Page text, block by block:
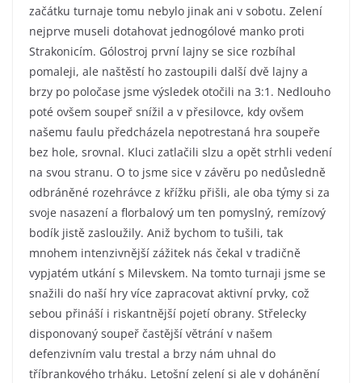
začátku turnaje tomu nebylo jinak ani v sobotu. Zelení
nejprve museli dotahovat jednogólové manko proti
Strakonicím. Gólostroj první lajny se sice rozbíhal
pomaleji, ale naštěstí ho zastoupili další dvě lajny a
brzy po poločase jsme výsledek otočili na 3:1. Nedlouho
poté ovšem soupeř snížil a v přesilovce, kdy ovšem
našemu faulu předcházela nepotrestaná hra soupeře
bez hole, srovnal. Kluci zatlačili slzu a opět strhli vedení
na svou stranu. O to jsme sice v závěru po nedůsledně
odbráněné rozehrávce z křížku přišli, ale oba týmy si za
svoje nasazení a florbalový um ten pomyslný, remízový
bodík jistě zasloužily. Aniž bychom to tušili, tak
mnohem intenzivnější zážitek nás čekal v tradičně
vypjatém utkání s Milevskem. Na tomto turnaji jsme se
snažili do naší hry více zapracovat aktivní prvky, což
sebou přináší i riskantnější pojetí obrany. Střelecky
disponovaný soupeř častější větrání v našem
defenzivním valu trestal a brzy nám uhnal do
tříbrankového trháku. Letošní zelení si ale v dohánění